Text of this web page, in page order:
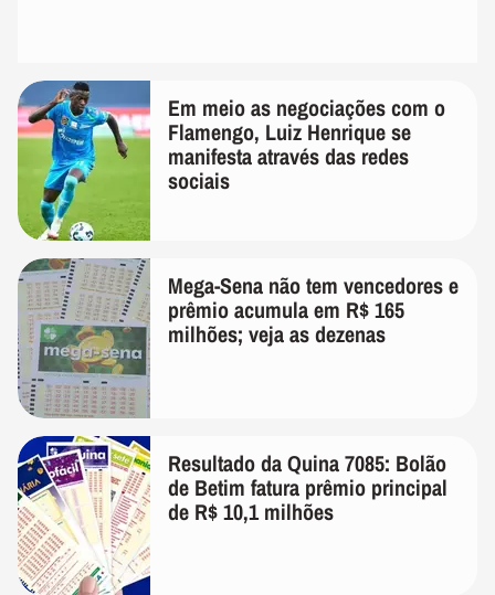
Em meio as negociações com o
Flamengo, Luiz Henrique se
manifesta através das redes
sociais
Mega-Sena não tem vencedores e
prêmio acumula em R$ 165
milhões; veja as dezenas
Resultado da Quina 7085: Bolão
de Betim fatura prêmio principal
de R$ 10,1 milhões